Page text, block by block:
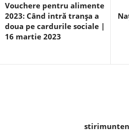
Vouchere pentru alimente
2023: Când intră tranşa a
doua pe cardurile sociale |
16 martie 2023